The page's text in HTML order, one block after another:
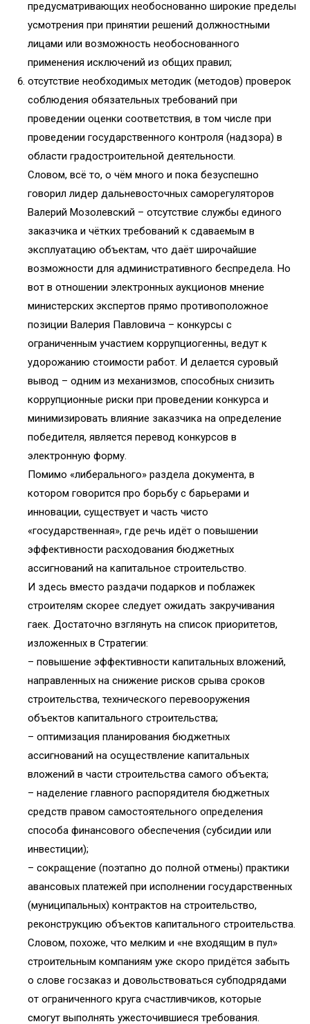
предусматривающих необоснованно широкие пределы
усмотрения при принятии решений должностными
лицами или возможность необоснованного
применения исключений из общих правил;
отсутствие необходимых методик (методов) проверок
соблюдения обязательных требований при
проведении оценки соответствия, в том числе при
проведении государственного контроля (надзора) в
области градостроительной деятельности.
Словом, всё то, о чём много и пока безуспешно
говорил лидер дальневосточных саморегуляторов
Валерий Мозолевский – отсутствие службы единого
заказчика и чётких требований к сдаваемым в
эксплуатацию объектам, что даёт широчайшие
возможности для административного беспредела. Но
вот в отношении электронных аукционов мнение
министерских экспертов прямо противоположное
позиции Валерия Павловича – конкурсы с
ограниченным участием коррупциогенны, ведут к
удорожанию стоимости работ. И делается суровый
вывод – одним из механизмов, способных снизить
коррупционные риски при проведении конкурса и
минимизировать влияние заказчика на определение
победителя, является перевод конкурсов в
электронную форму.
Помимо «либерального» раздела документа, в
котором говорится про борьбу с барьерами и
инновации, существует и часть чисто
«государственная», где речь идёт о повышении
эффективности расходования бюджетных
ассигнований на капитальное строительство.
И здесь вместо раздачи подарков и поблажек
строителям скорее следует ожидать закручивания
гаек. Достаточно взглянуть на список приоритетов,
изложенных в Стратегии:
– повышение эффективности капитальных вложений,
направленных на снижение рисков срыва сроков
строительства, технического перевооружения
объектов капитального строительства;
– оптимизация планирования бюджетных
ассигнований на осуществление капитальных
вложений в части строительства самого объекта;
– наделение главного распорядителя бюджетных
средств правом самостоятельного определения
способа финансового обеспечения (субсидии или
инвестиции);
– сокращение (поэтапно до полной отмены) практики
авансовых платежей при исполнении государственных
(муниципальных) контрактов на строительство,
реконструкцию объектов капитального строительства.
Словом, похоже, что мелким и «не входящим в пул»
строительным компаниям уже скоро придётся забыть
о слове госзаказ и довольствоваться субподрядами
от ограниченного круга счастливчиков, которые
смогут выполнять ужесточившиеся требования.